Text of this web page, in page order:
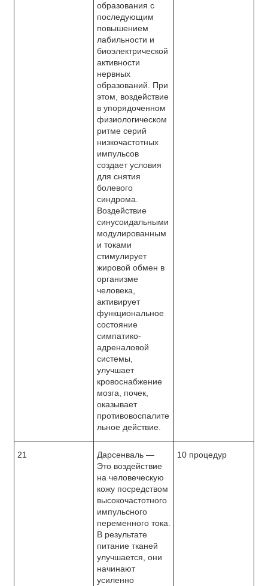
образования с
последующим
повышением
лабильности и
биоэлектрической
активности
нервных
образований. При
этом, воздействие
в упорядоченном
физиологическом
ритме серий
низкочастотных
импульсов
создает условия
для снятия
болевого
синдрома.
Воздействие
синусоидальными
модулированным
и токами
стимулирует
жировой обмен в
организме
человека,
активирует
функциональное
состояние
симпатико-
адреналовой
системы,
улучшает
кровоснабжение
мозга, почек,
оказывает
противовоспалите
льное действие.
21
Дарсенваль —
Это воздействие
на человеческую
кожу посредством
высокочастотного
импульсного
переменного тока.
В результате
питание тканей
улучшается, они
начинают
усиленно
10 процедур